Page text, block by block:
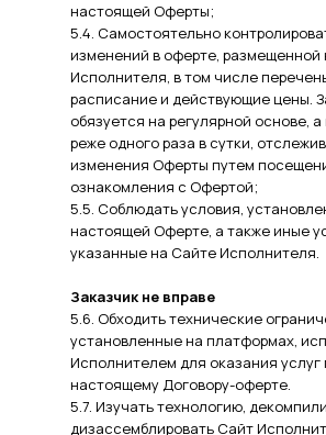
настоящей Оферты;
5.4. Самостоятельно
изменений в оферте, размещенной
Исполнителя, в том числе
расписание и действующие цены.
обязуется на регулярной основе,
реже одного раза в сутки,
изменения Оферты путем
ознакомления с Офертой;
5.5. Соблюдать условия,
настоящей Оферте, а также иные
указанные на Сайте Исполнителя.
Заказчик не вправе
5.6. Обходить технические
установленные на платформах,
Исполнителем для оказания услуг
настоящему Договору-оферте.
5.7. Изучать технологию,
дизассемблировать Сайт